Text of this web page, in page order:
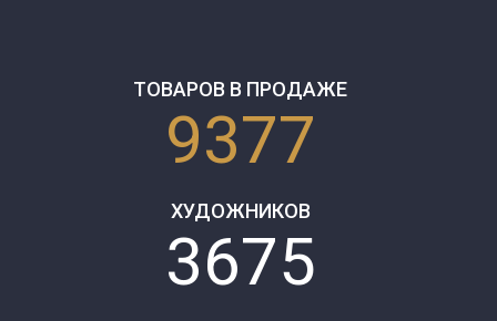
ТОВАРОВ В ПРОДАЖЕ
9377
ХУДОЖНИКОВ
3675